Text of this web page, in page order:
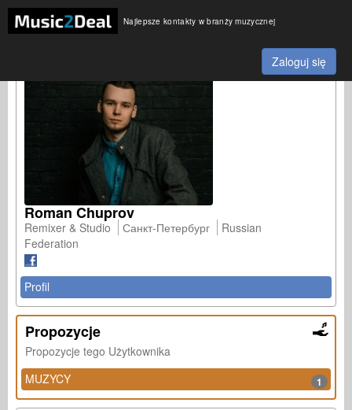
Najlepsze kontakty w branży muzycznej
Zaloguj się
Roman Chuprov
Remixer & Studio Санкт-Петербург
Russian
Federation
Profil
Propozycje
Propozycje tego Użytkownika
MUZYCY
1